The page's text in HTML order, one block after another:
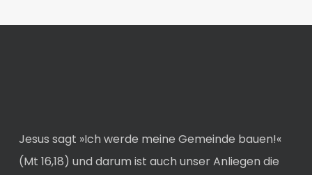
Jesus sagt »Ich werde meine Gemeinde bauen!«
(Mt 16,18) und darum ist auch unser Anliegen die